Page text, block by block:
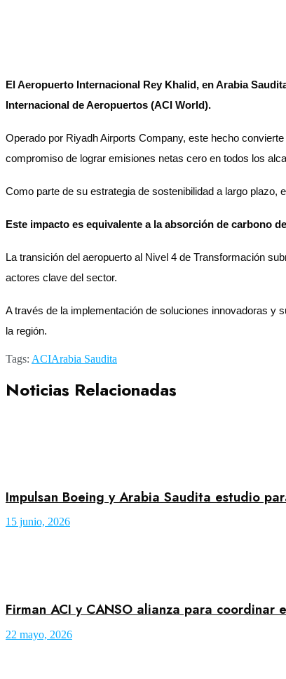
El Aeropuerto Internacional Rey Khalid, en Arabia
Internacional de Aeropuertos (ACI World).
Operado por Riyadh Airports Company, este hecho
compromiso de lograr emisiones netas cero en todos los
Como parte de su estrategia de sostenibilidad a largo plazo,
Este impacto es equivalente a la absorción de carbono
La transición del aeropuerto al Nivel 4 de Transformación
actores clave del sector.
A través de la implementación de soluciones innovadoras y
la región.
Tags: ACIArabia Saudita
Noticias Relacionadas
Impulsan Boeing y Arabia Saudita estudio
15 junio, 2026
Firman ACI y CANSO alianza para
22 mayo, 2026